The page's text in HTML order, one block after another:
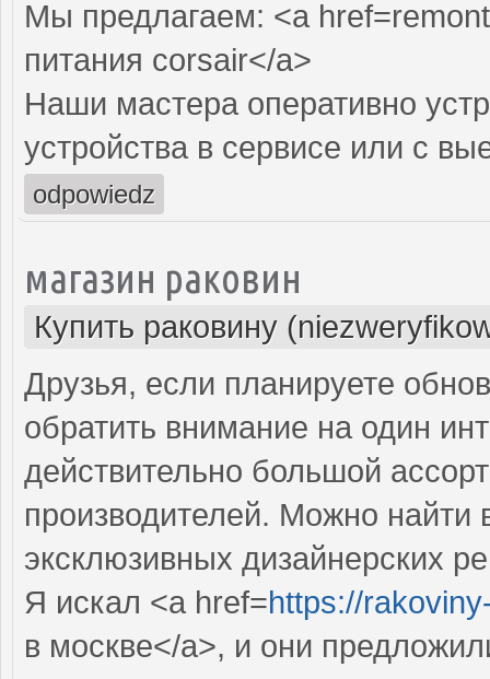
Мы предлагаем: <a
питания corsair</a>
Наши мастера оперативно
устройства в сервисе или с
odpowiedz
магазин раковин
Купить раковину
Друзья, если планируете
обратить внимание на один
действительно большой
производителей. Можно найти
эксклюзивных дизайнерских
Я искал <a href=https://
в москве</a>, и они